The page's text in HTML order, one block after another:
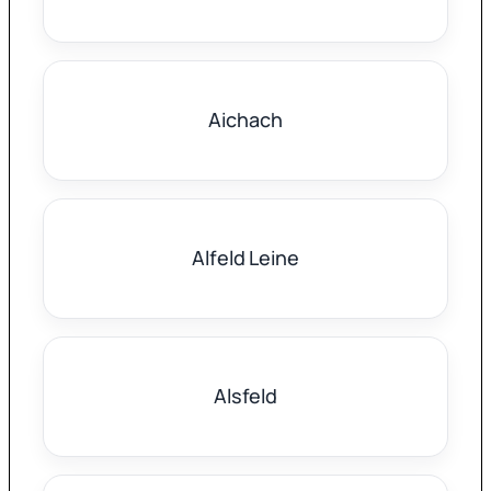
Aichach
Alfeld Leine
Alsfeld